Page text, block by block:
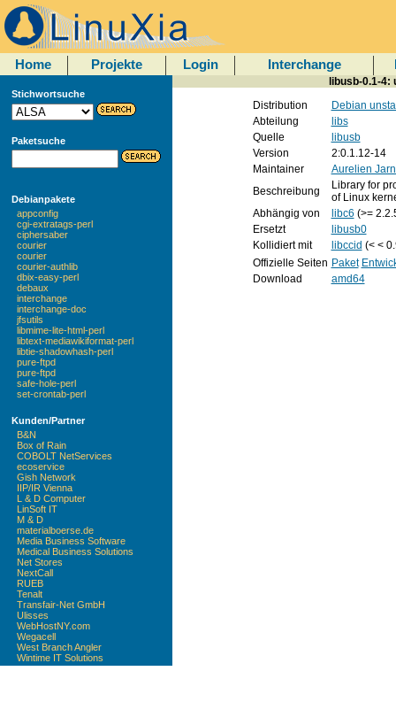
Home Projekte Login Interchange
Stichwortsuche
Paketsuche
Debianpakete
appconfig
cgi-extratags-perl
ciphersaber
courier
courier
courier-authlib
dbix-easy-perl
debaux
interchange
interchange-doc
jfsutils
libmime-lite-html-perl
libtext-mediawikiformat-perl
libtie-shadowhash-perl
pure-ftpd
pure-ftpd
safe-hole-perl
set-crontab-perl
Kunden/Partner
B&N
Box of Rain
COBOLT NetServices
ecoservice
Gish Network
IIP/IR Vienna
L & D Computer
LinSoft IT
M & D
materialboerse.de
Media Business Software
Medical Business Solutions
Net Stores
NextCall
RUEB
Tenalt
Transfair-Net GmbH
Ulisses
WebHostNY.com
Wegacell
West Branch Angler
Wintime IT Solutions
libusb-0.1-
Distribution
Debian
Abteilung
libs
Quelle
libusb
Version
2:0.1.12-14
Maintainer
Aurelien
Beschreibung
Library for
of Linux
Abhängig von
libc6 (>=
Ersetzt
libusb0
Kollidiert mit
libccid (< <
Offizielle Seiten Paket
Download
amd64